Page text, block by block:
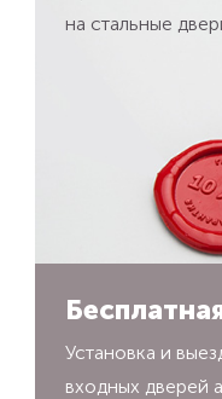
на стальные
Установка и
входных дверей